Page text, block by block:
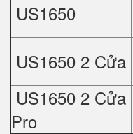
US1650
US1650 2 Cửa
US1650 2 Cửa
Pro